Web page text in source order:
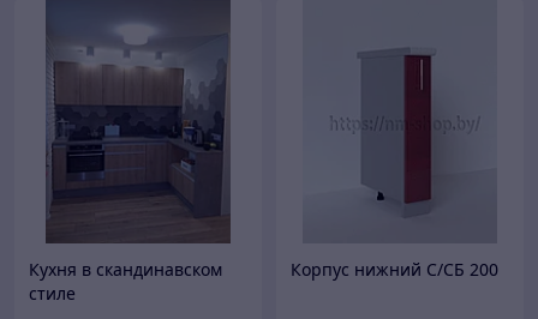
Кухня в скандинавском
стиле
Корпус нижний С/СБ 200